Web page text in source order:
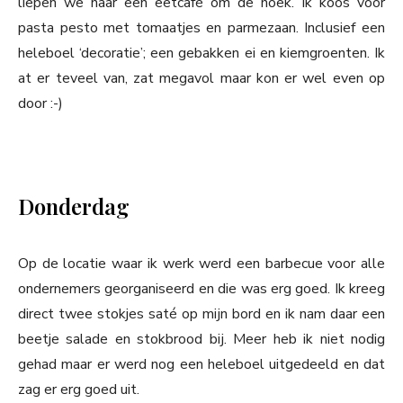
pasta pesto met tomaatjes en parmezaan. Inclusief een
heleboel ‘decoratie’; een gebakken ei en kiemgroenten. Ik
at er teveel van, zat megavol maar kon er wel even op
door :-)
Donderdag
Op de locatie waar ik werk werd een barbecue voor alle
ondernemers georganiseerd en die was erg goed. Ik kreeg
direct twee stokjes saté op mijn bord en ik nam daar een
beetje salade en stokbrood bij. Meer heb ik niet nodig
gehad maar er werd nog een heleboel uitgedeeld en dat
zag er erg goed uit.